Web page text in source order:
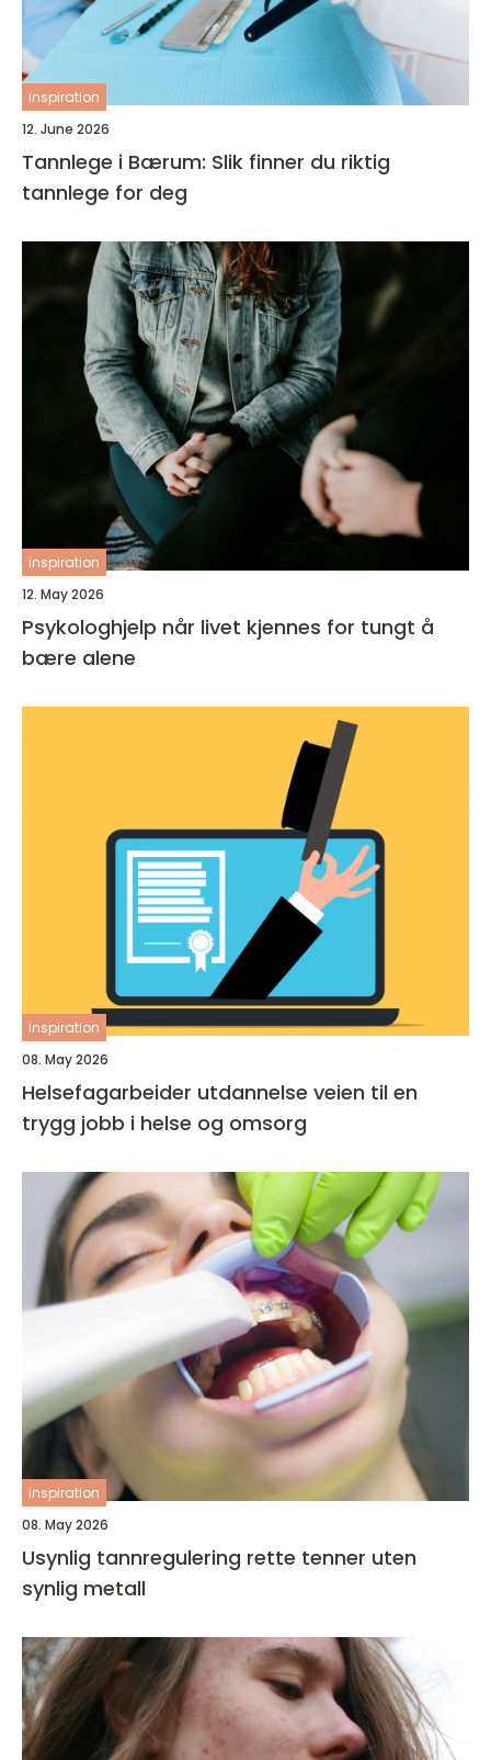
inspiration
12. June 2026
Tannlege i Bærum: Slik finner du riktig
tannlege for deg
inspiration
12. May 2026
Psykologhjelp når livet kjennes for tungt å
bære alene
inspiration
08. May 2026
Helsefagarbeider utdannelse veien til en
trygg jobb i helse og omsorg
inspiration
08. May 2026
Usynlig tannregulering rette tenner uten
synlig metall